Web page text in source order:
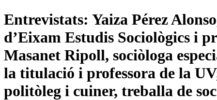
Entrevistats: Yaiza Pérez
d’Eixam Estudis Sociològics i
Masanet Ripoll, sociòloga
la titulació i professora de la
politòleg i cuiner, treballa de